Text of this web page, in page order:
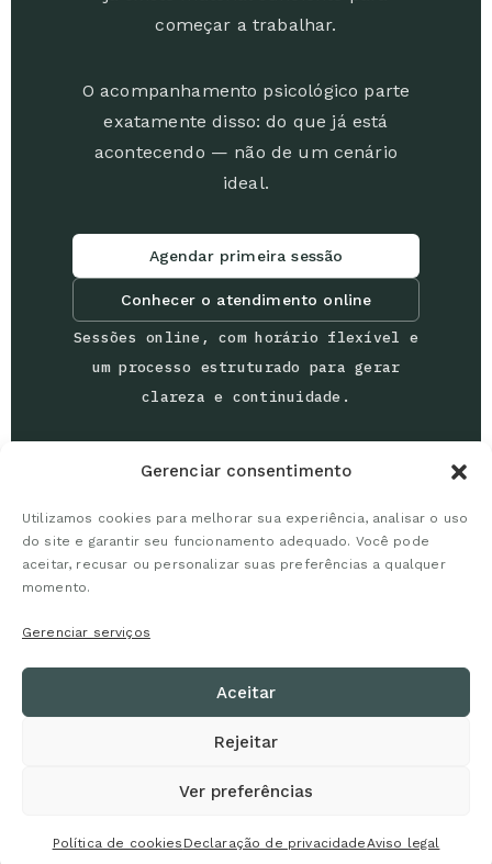
Gerenciar consentimento
Utilizamos cookies para melhorar sua experiência, analisar o uso
do site e garantir seu funcionamento adequado. Você pode
aceitar, recusar ou personalizar suas preferências a qualquer
momento.
Gerenciar serviços
Aceitar
Rejeitar
Ver preferências
Política de cookies Declaração de privacidadeAviso legal
começar a trabalhar.
O acompanhamento psicológico parte
exatamente disso: do que já está
acontecendo — não de um cenário
ideal.
Agendar primeira sessão
Conhecer o atendimento online
Sessões online, com horário flexível e
um processo estruturado para gerar
clareza e continuidade.
Marcia Schenatto
para decisões mais claras.
Política de Privacidade Política de Cookies